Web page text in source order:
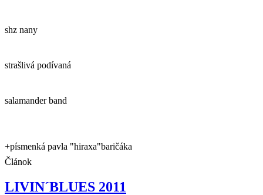
shz nany
strašlivá podívaná
salamander band
+písmenká pavla "hiraxa"baričáka
Článok
LIVIN´BLUES 2011